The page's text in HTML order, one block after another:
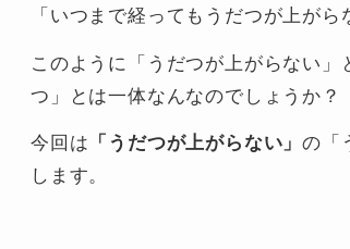
「いつまで経ってもうだつが上がら
このように「うだつが上がらない
つ」とは一体なんなのでしょうか？
今回は 「うだつが上がらない」の「
します。